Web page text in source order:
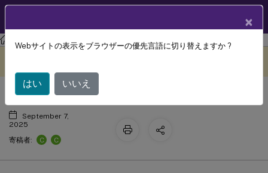
Citrix App Layering アプリケーションレイヤリング
ユーザー
September 7,
2025
寄稿者:
C C
×
Webサイトの表示をブラウザーの優先言語に切り替えますか ?
はい いいえ